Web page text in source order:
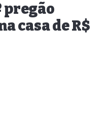
pregão
casa de R$